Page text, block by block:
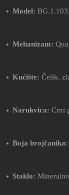
Model:
Mehanizam:
Kućište: Čelik,
Narukvica: Crni
Boja brojčanika:
Staklo: Mineralno